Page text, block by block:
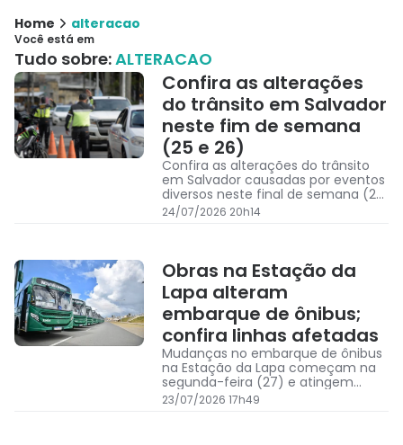
Home alteracao
Você está em
Tudo sobre:ALTERACAO
Confira as alterações
do trânsito em Salvador
neste fim de semana
(25 e 26)
Confira as alterações do trânsito
em Salvador causadas por eventos
diversos neste final de semana (25
e 26 de julho)
24/07/2026 20h14
Obras na Estação da
Lapa alteram
embarque de ônibus;
confira linhas afetadas
Mudanças no embarque de ônibus
na Estação da Lapa começam na
segunda-feira (27) e atingem
linhas durante obras de
requalificação
23/07/2026 17h49